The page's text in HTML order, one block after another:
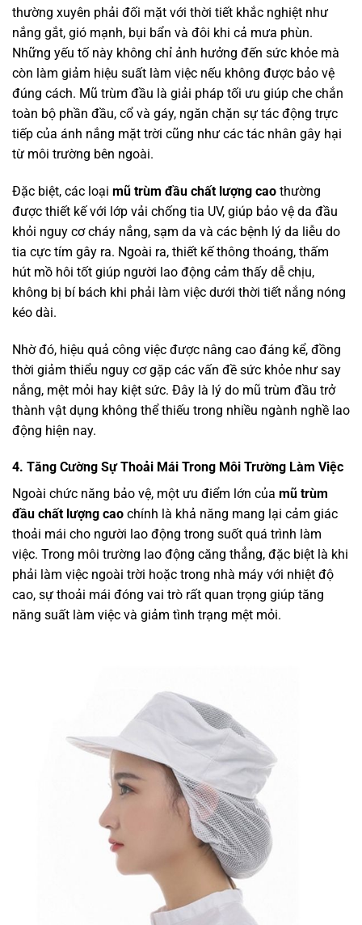
thường xuyên phải đối mặt với thời tiết khắc nghiệt như
nắng gắt, gió mạnh, bụi bẩn và đôi khi cả mưa phùn.
Những yếu tố này không chỉ ảnh hưởng đến sức khỏe mà
còn làm giảm hiệu suất làm việc nếu không được bảo vệ
đúng cách. Mũ trùm đầu là giải pháp tối ưu giúp che chắn
toàn bộ phần đầu, cổ và gáy, ngăn chặn sự tác động trực
tiếp của ánh nắng mặt trời cũng như các tác nhân gây hại
từ môi trường bên ngoài.
Đặc biệt, các loại mũ trùm đầu chất lượng cao thường
được thiết kế với lớp vải chống tia UV, giúp bảo vệ da đầu
khỏi nguy cơ cháy nắng, sạm da và các bệnh lý da liễu do
tia cực tím gây ra. Ngoài ra, thiết kế thông thoáng, thấm
hút mồ hôi tốt giúp người lao động cảm thấy dễ chịu,
không bị bí bách khi phải làm việc dưới thời tiết nắng nóng
kéo dài.
Nhờ đó, hiệu quả công việc được nâng cao đáng kể, đồng
thời giảm thiểu nguy cơ gặp các vấn đề sức khỏe như say
nắng, mệt mỏi hay kiệt sức. Đây là lý do mũ trùm đầu trở
thành vật dụng không thể thiếu trong nhiều ngành nghề lao
động hiện nay.
4. Tăng Cường Sự Thoải Mái Trong Môi Trường Làm Việc
Ngoài chức năng bảo vệ, một ưu điểm lớn của mũ trùm
đầu chất lượng cao chính là khả năng mang lại cảm giác
thoải mái cho người lao động trong suốt quá trình làm
việc. Trong môi trường lao động căng thẳng, đặc biệt là khi
phải làm việc ngoài trời hoặc trong nhà máy với nhiệt độ
cao, sự thoải mái đóng vai trò rất quan trọng giúp tăng
năng suất làm việc và giảm tình trạng mệt mỏi.